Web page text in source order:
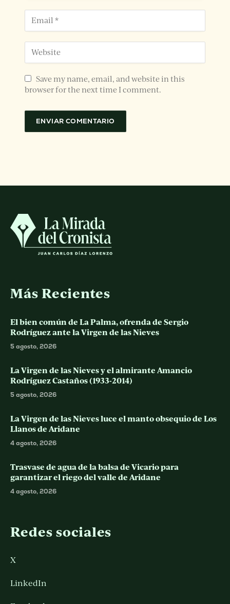
Save my name, email, and website in this
browser for the next time I comment.
Más Recientes
El bien común de La Palma, ofrenda de Sergio
Rodríguez ante la Virgen de las Nieves
5 agosto, 2026
La Virgen de las Nieves y el almirante Amancio
Rodríguez Castaños (1933-2014)
5 agosto, 2026
La Virgen de las Nieves luce el manto obsequio de Los
Llanos de Aridane
4 agosto, 2026
Trasvase de agua de la balsa de Vicario para
garantizar el riego del valle de Aridane
4 agosto, 2026
Redes sociales
X
LinkedIn